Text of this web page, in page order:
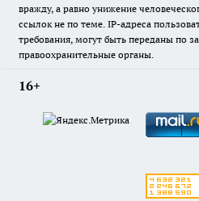
вражду, а равно унижение
ссылок не по теме. IP-адреса
требования, могут быть переданы по
правоохранительные органы.
16+